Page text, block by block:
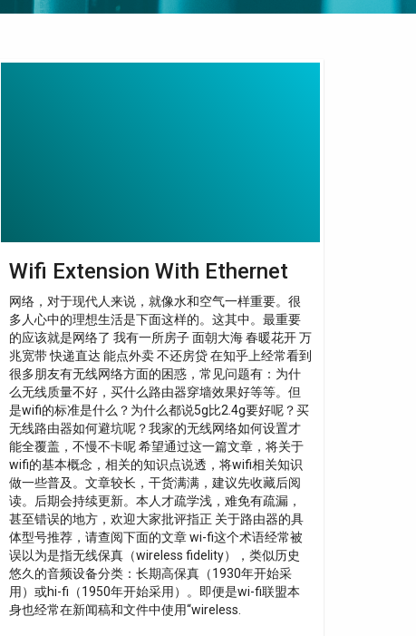
Wifi Extension With Ethernet
网络，对于现代人来说，就像水和空气一样重要。很
多人心中的理想生活是下面这样的。这其中。最重要
的应该就是网络了 我有一所房子 面朝大海 春暖花开 万
兆宽带 快递直达 能点外卖 不还房贷 在知乎上经常看到
很多朋友有无线网络方面的困惑，常见问题有：为什
么无线质量不好，买什么路由器穿墙效果好等等。但
是wifi的标准是什么？为什么都说5g比2.4g要好呢？买
无线路由器如何避坑呢？我家的无线网络如何设置才
能全覆盖，不慢不卡呢 希望通过这一篇文章，将关于
wifi的基本概念，相关的知识点说透，将wifi相关知识
做一些普及。文章较长，干货满满，建议先收藏后阅
读。后期会持续更新。本人才疏学浅，难免有疏漏，
甚至错误的地方，欢迎大家批评指正 关于路由器的具
体型号推荐，请查阅下面的文章 wi-fi这个术语经常被
误以为是指无线保真（wireless fidelity），类似历史
悠久的音频设备分类：长期高保真（1930年开始采
用）或hi-fi（1950年开始采用）。即便是wi-fi联盟本
身也经常在新闻稿和文件中使用“wireless.
Wifi